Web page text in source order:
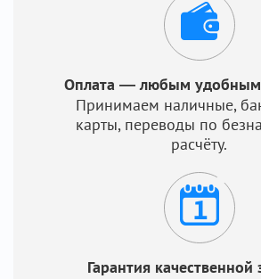
Оплата — любым удобным
Принимаем наличные,
карты, переводы по
расчёту.
Гарантия